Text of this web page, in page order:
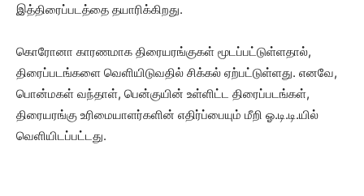
இத்திரைப்படத்தை தயாரிக்கிறது.
கொரோனா காரணமாக திரையரங்குகள் மூடப்பட்டுள்ளதால்,
திரைப்படங்களை வெளியிடுவதில் சிக்கல் ஏற்பட்டுள்ளது. எனவே,
பொன்மகள் வந்தாள், பென்குயின் உள்ளிட்ட திரைப்படங்கள்,
திரையரங்கு உரிமையாளர்களின் எதிர்ப்பையும் மீறி ஓ.டி.டி.யில்
வெளியிடப்பட்டது.